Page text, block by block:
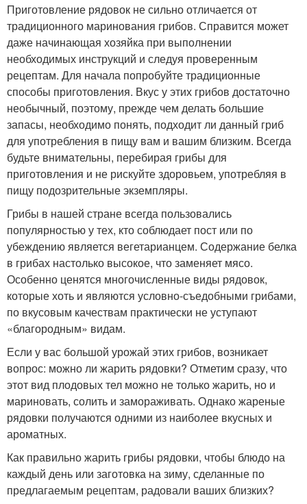
Приготовление рядовок не сильно отличается от
традиционного маринования грибов. Справится может
даже начинающая хозяйка при выполнении
необходимых инструкций и следуя проверенным
рецептам. Для начала попробуйте традиционные
способы приготовления. Вкус у этих грибов достаточно
необычный, поэтому, прежде чем делать большие
запасы, необходимо понять, подходит ли данный гриб
для употребления в пищу вам и вашим близким. Всегда
будьте внимательны, перебирая грибы для
приготовления и не рискуйте здоровьем, употребляя в
пищу подозрительные экземпляры.
Грибы в нашей стране всегда пользовались
популярностью у тех, кто соблюдает пост или по
убеждению является вегетарианцем. Содержание белка
в грибах настолько высокое, что заменяет мясо.
Особенно ценятся многочисленные виды рядовок,
которые хоть и являются условно-съедобными грибами,
по вкусовым качествам практически не уступают
«благородным» видам.
Если у вас большой урожай этих грибов, возникает
вопрос: можно ли жарить рядовки? Отметим сразу, что
этот вид плодовых тел можно не только жарить, но и
мариновать, солить и замораживать. Однако жареные
рядовки получаются одними из наиболее вкусных и
ароматных.
Как правильно жарить грибы рядовки, чтобы блюдо на
каждый день или заготовка на зиму, сделанные по
предлагаемым рецептам, радовали ваших близких?